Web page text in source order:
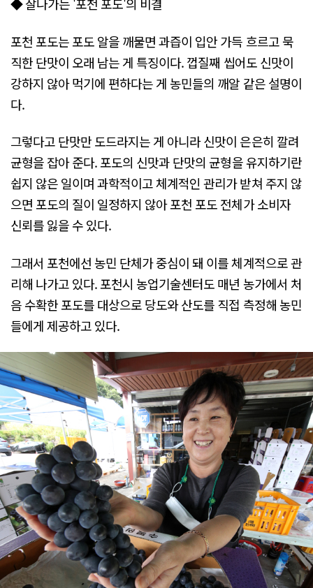
◆ 잘나가는 '포천 포도'의 비결
포천 포도는 포도 알을 깨물면 과즙이 입안 가득 흐르고 묵
직한 단맛이 오래 남는 게 특징이다. 껍질째 씹어도 신맛이
강하지 않아 먹기에 편하다는 게 농민들의 깨알 같은 설명이
다.
그렇다고 단맛만 도드라지는 게 아니라 신맛이 은은히 깔려
균형을 잡아 준다. 포도의 신맛과 단맛의 균형을 유지하기란
쉽지 않은 일이며 과학적이고 체계적인 관리가 받쳐 주지 않
으면 포도의 질이 일정하지 않아 포천 포도 전체가 소비자
신뢰를 잃을 수 있다.
그래서 포천에선 농민 단체가 중심이 돼 이를 체계적으로 관
리해 나가고 있다. 포천시 농업기술센터도 매년 농가에서 처
음 수확한 포도를 대상으로 당도와 산도를 직접 측정해 농민
들에게 제공하고 있다.